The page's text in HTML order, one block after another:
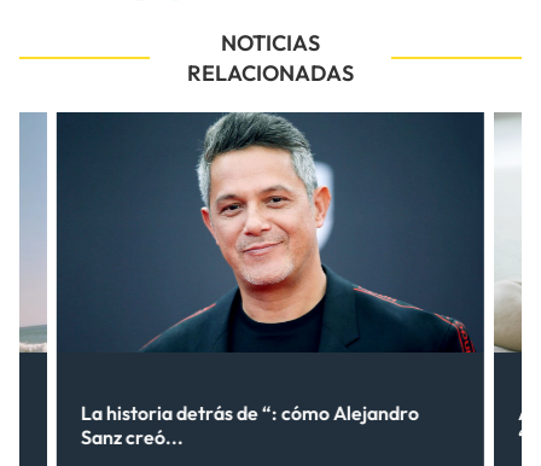
NOTICIAS
RELACIONADAS
La historia detrás de “: cómo Alejandro
Sanz creó...